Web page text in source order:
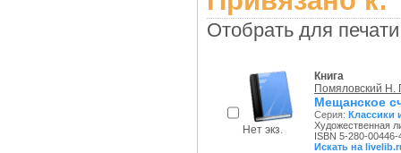
Отобрать для
Нет экз.
Книга
Помяловский Н.
Мещанское
Серия: Классики
Художественная
ISBN 5-280-00446-
Искать на